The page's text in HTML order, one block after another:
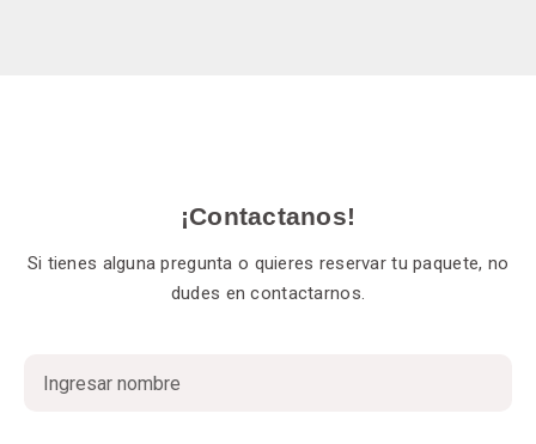
¡Contactanos!
Si tienes alguna pregunta o quieres reservar tu paquete, no
dudes en contactarnos.